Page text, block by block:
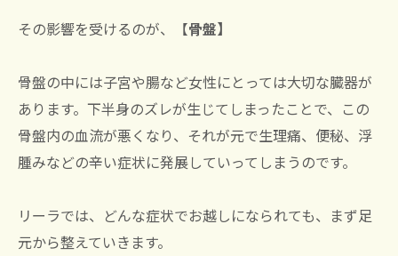
その影響を受けるのが、【骨盤】
骨盤の中には子宮や腸など女性にとっては大切な臓器が
あります。下半身のズレが生じてしまったことで、この
骨盤内の血流が悪くなり、それが元で生理痛、便秘、浮
腫みなどの辛い症状に発展していってしまうのです。
リーラでは、どんな症状でお越しになられても、まず足
元から整えていきます。